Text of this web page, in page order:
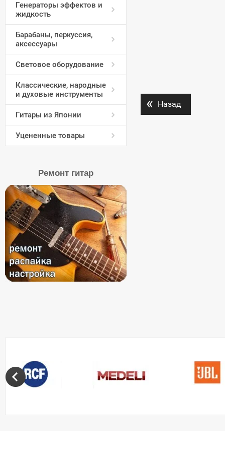
« Назад
Генераторы эффектов и
жидкость
Барабаны, перкуссия,
аксессуары
Световое оборудование
Классические, народные
и духовые инструменты
Гитары из Японии
Уцененные товары
Ремонт гитар